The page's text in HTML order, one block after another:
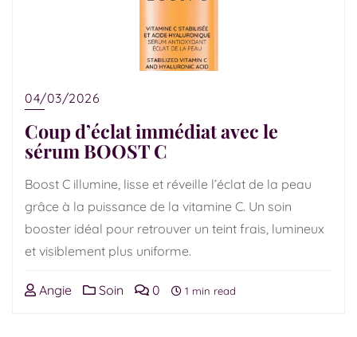
04/03/2026
Coup d’éclat immédiat avec le
sérum BOOST C
Boost C illumine, lisse et réveille l’éclat de la peau
grâce à la puissance de la vitamine C. Un soin
booster idéal pour retrouver un teint frais, lumineux
et visiblement plus uniforme.
Angie Soin 0 1 min read